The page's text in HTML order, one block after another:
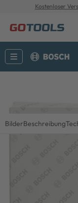
Kostenloser
BilderBeschreibung